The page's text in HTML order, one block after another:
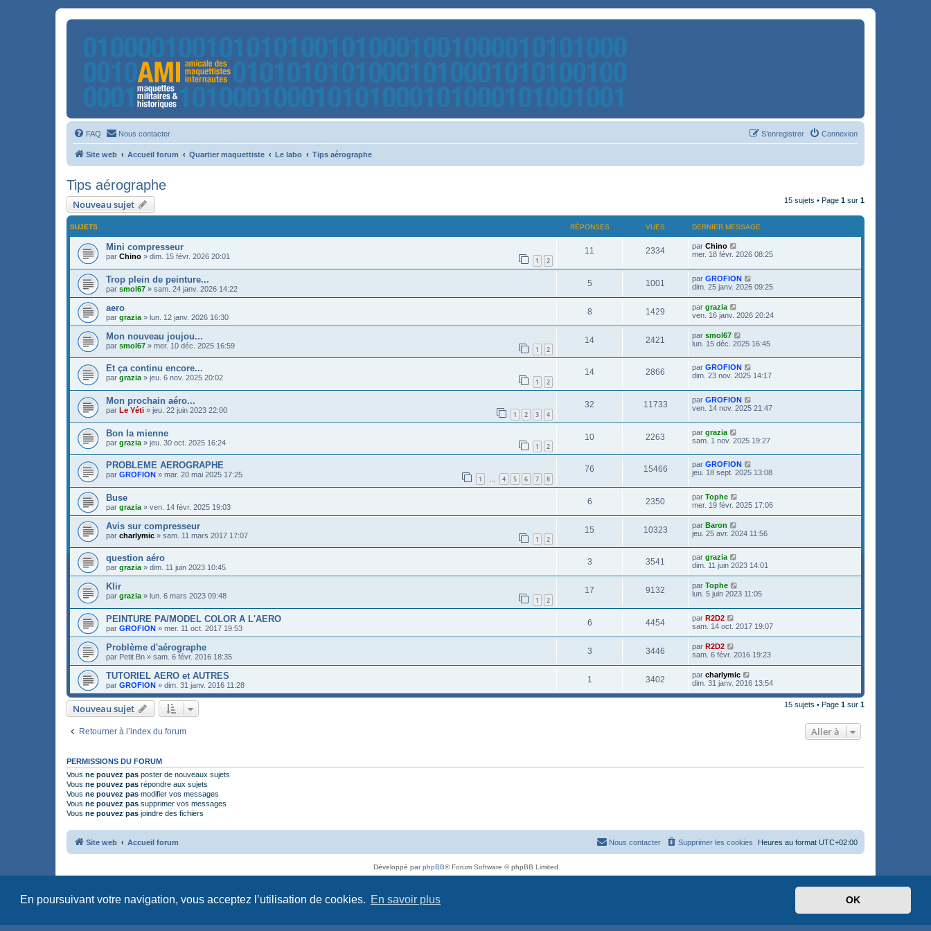
En poursuivant votre navigation, vous acceptez l’utilisation de cookies. En savoir plus OK
FAQ Nous contacter Connexion
S’enregistrer
Site web Accueil forum Quartier maquettiste Le labo Tips aérographe
Tips aérographe
Nouveau sujet 15 sujets • Page 1 sur 1
SUJETS RÉPONSES VUES DERNIER MESSAGE
Mini compresseur
par Chino » dim. 15 févr. 2026 20:01 1 2
11 2334 par Chino
mer. 18 févr. 2026 08:25
Trop plein de peinture...
par smol67 » sam. 24 janv. 2026 14:22
5 1001 par GROFION
dim. 25 janv. 2026 09:25
aero
par grazia » lun. 12 janv. 2026 16:30
8 1429 par grazia
ven. 16 janv. 2026 20:24
Mon nouveau joujou...
par smol67 » mer. 10 déc. 2025 16:59 1 2
14 2421 par smol67
lun. 15 déc. 2025 16:45
Et ça continu encore...
par grazia » jeu. 6 nov. 2025 20:02 1 2
14 2866 par GROFION
dim. 23 nov. 2025 14:17
Mon prochain aéro...
par Le Yéti » jeu. 22 juin 2023 22:00 1 2 3 4
32 11733 par GROFION
ven. 14 nov. 2025 21:47
Bon la mienne
par grazia » jeu. 30 oct. 2025 16:24 1 2
10 2263 par grazia
sam. 1 nov. 2025 19:27
PROBLEME AEROGRAPHE
par GROFION » mar. 20 mai 2025 17:25 1 … 4 5 6 7 8
76 15466 par GROFION
jeu. 18 sept. 2025 13:08
Buse
par grazia » ven. 14 févr. 2025 19:03
6 2350 par Tophe
mer. 19 févr. 2025 17:06
Avis sur compresseur
par charlymic » sam. 11 mars 2017 17:07 1 2
15 10323 par Baron
jeu. 25 avr. 2024 11:56
question aéro
par grazia» dim. 11 juin 2023 10:45
3 3541 par grazia
dim. 11 juin 2023 14:01
Klir
par grazia» lun. 6 mars 2023 09:48 1 2
17 9132 par Tophe
lun. 5 juin 2023 11:05
PEINTURE PA/MODEL COLOR A L'AERO
par GROFION » mer. 11 oct. 2017 19:53
6 4454 par R2D2
sam. 14 oct. 2017 19:07
Problème d'aérographe
par Petit Bn » sam. 6 févr. 2016 18:35
3 3446 par R2D2
sam. 6 févr. 2016 19:23
TUTORIEL AERO et AUTRES
par GROFION » dim. 31 janv. 2016 11:28
1 3402 par charlymic
dim. 31 janv. 2016 13:54
Nouveau sujet 15 sujets • Page 1 sur 1
Retourner à l’index du forum Aller à
PERMISSIONS DU FORUM
Vous ne pouvez pas poster de nouveaux sujets
Vous ne pouvez pas répondre aux sujets
Vous ne pouvez pas modifier vos messages
Vous ne pouvez pas supprimer vos messages
Vous ne pouvez pas joindre des fichiers
Site web Accueil forum Heures au format UTC+02:00
Supprimer les cookies
Nous contacter
Développé parphpBB® Forum Software © phpBB Limited